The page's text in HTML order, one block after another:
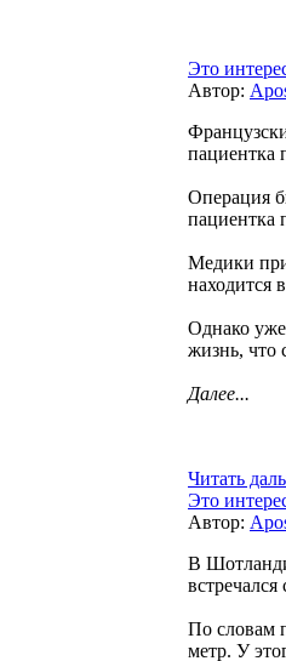
Это
Автор:
пациентка
Операция
пациентка
Медики
находится
Однако
жизнь, что
Далее...
Читать
Это
Автор:
В
По словам
метр. У